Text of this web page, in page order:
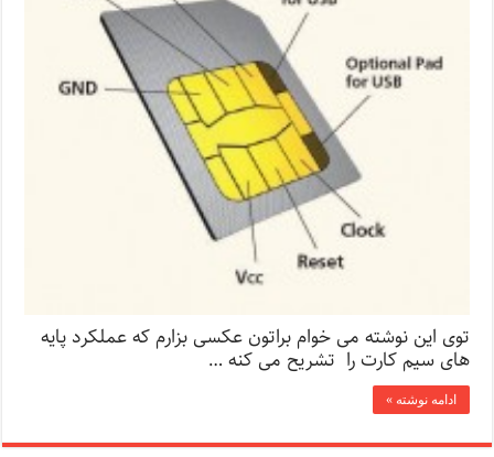
توی این نوشته می خوام براتون عکسی بزارم که عملکرد پایه
های سیم کارت را تشریح می کنه …
ادامه نوشته »